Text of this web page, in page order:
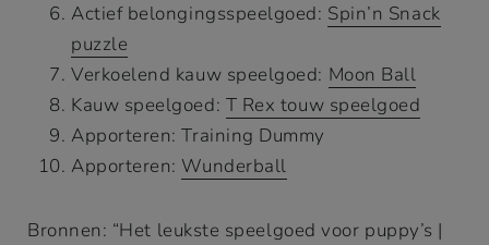
Actief belongingsspeelgoed: Spin’n Snack
puzzle
Verkoelend kauw speelgoed: Moon Ball
Kauw speelgoed: T Rex touw speelgoed
Apporteren: Training Dummy
Apporteren: Wunderball
Bronnen: “Het leukste speelgoed voor puppy’s |